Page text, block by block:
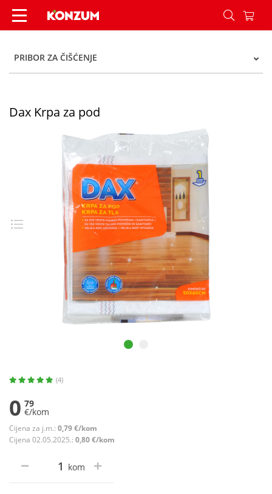
Dax Krpa za pod - Konzum
PRIBOR ZA ČIŠĆENJE
Dax Krpa za pod
(4)
0 79
€/kom
Cijena za j.m.: 0,79 €/kom
Cijena 02.05.2025.: 0,80 €/kom
kom